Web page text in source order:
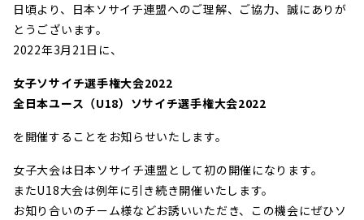
日頃より、日本ソサイチ連盟へのご理解、ご協力、誠にありが
とうございます。
2022年3月21日に、
女子ソサイチ選手権大会2022
全日本ユース（U18）ソサイチ選手権大会2022
を開催することをお知らせいたします。
女子大会は日本ソサイチ連盟として初の開催になります。
またU18大会は例年に引き続き開催いたします。
お知り合いのチーム様などお誘いいただき、この機会にぜひソ